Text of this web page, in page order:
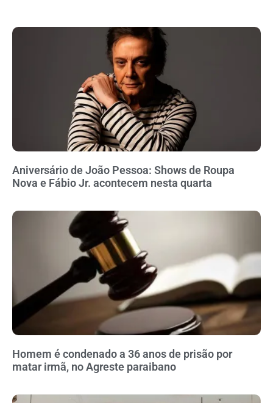
Aniversário de João Pessoa: Shows de Roupa
Nova e Fábio Jr. acontecem nesta quarta
Homem é condenado a 36 anos de prisão por
matar irmã, no Agreste paraibano